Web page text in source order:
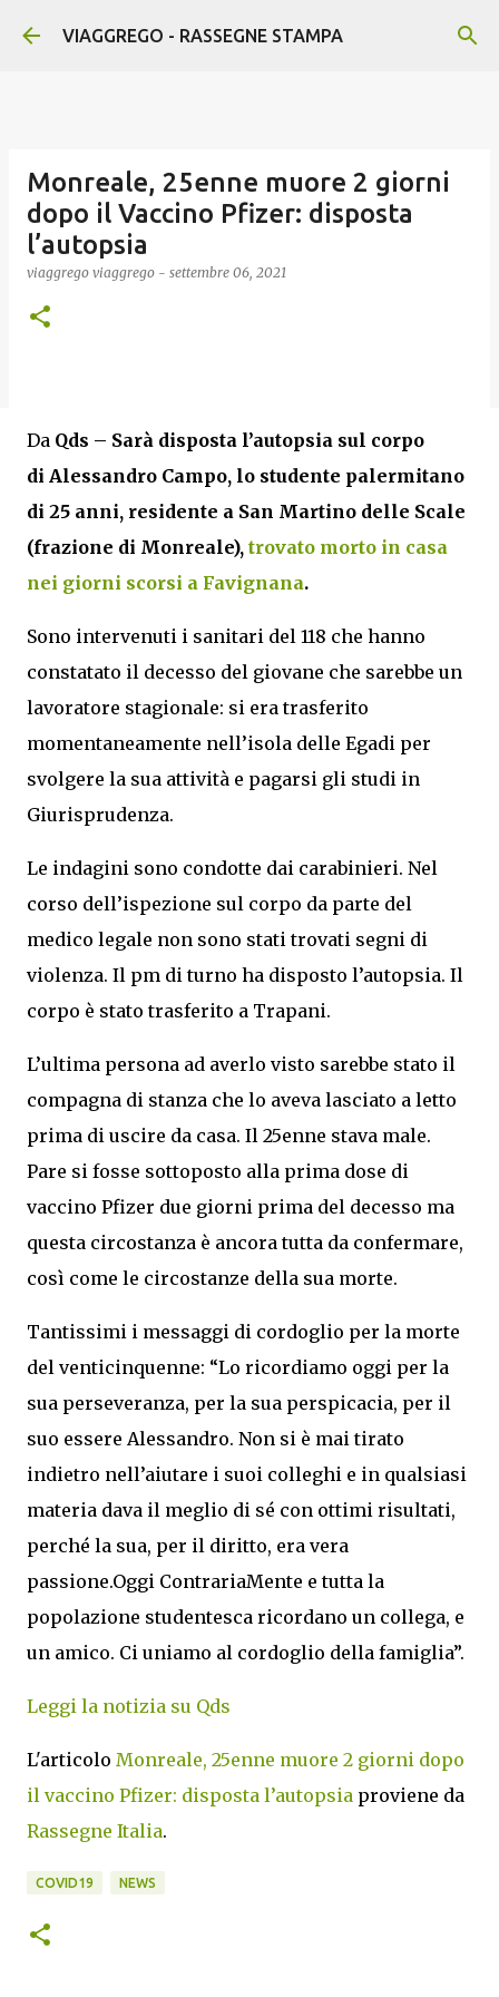
Passa ai contenuti principali
VIAGGREGO - RASSEGNE STAMPA
Monreale, 25enne muore 2 giorni
dopo il Vaccino Pfizer: disposta
l’autopsia
viaggrego viaggrego - settembre 06, 2021
Da Qds – Sarà disposta l’autopsia sul corpo
di Alessandro Campo, lo studente palermitano
di 25 anni, residente a San Martino delle Scale
(frazione di Monreale), trovato morto in casa
nei giorni scorsi a Favignana.
Sono intervenuti i sanitari del 118 che hanno
constatato il decesso del giovane che sarebbe un
lavoratore stagionale: si era trasferito
momentaneamente nell’isola delle Egadi per
svolgere la sua attività e pagarsi gli studi in
Giurisprudenza.
Le indagini sono condotte dai carabinieri. Nel
corso dell’ispezione sul corpo da parte del
medico legale non sono stati trovati segni di
violenza. Il pm di turno ha disposto l’autopsia. Il
corpo è stato trasferito a Trapani.
L’ultima persona ad averlo visto sarebbe stato il
compagna di stanza che lo aveva lasciato a letto
prima di uscire da casa. Il 25enne stava male.
Pare si fosse sottoposto alla prima dose di
vaccino Pfizer due giorni prima del decesso ma
questa circostanza è ancora tutta da confermare,
così come le circostanze della sua morte.
Tantissimi i messaggi di cordoglio per la morte
del venticinquenne: “Lo ricordiamo oggi per la
sua perseveranza, per la sua perspicacia, per il
suo essere Alessandro. Non si è mai tirato
indietro nell’aiutare i suoi colleghi e in qualsiasi
materia dava il meglio di sé con ottimi risultati,
perché la sua, per il diritto, era vera
passione.Oggi ContrariaMente e tutta la
popolazione studentesca ricordano un collega, e
un amico. Ci uniamo al cordoglio della famiglia”.
Leggi la notizia su Qds
L'articolo Monreale, 25enne muore 2 giorni dopo
il vaccino Pfizer: disposta l’autopsia proviene da
Rassegne Italia.
COVID19 NEWS